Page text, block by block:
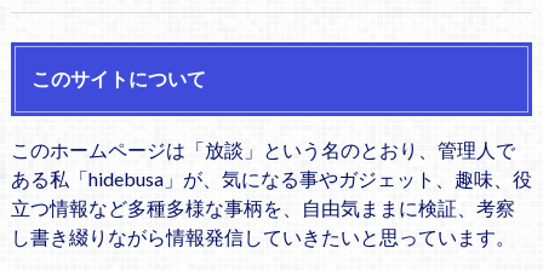
このサイトについて
このホームページは「放談」という名のとおり、管理人で
ある私「hidebusa」が、気になる事やガジェット、趣味、役
立つ情報など多種多様な事柄を、自由気ままに検証、考察
し書き綴りながら情報発信していきたいと思っています。